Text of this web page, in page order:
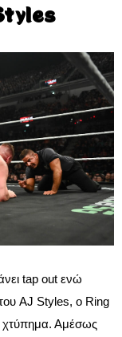
tap out ενώ
AJ Styles, ο Ring
χτύπημα. Αμέσως